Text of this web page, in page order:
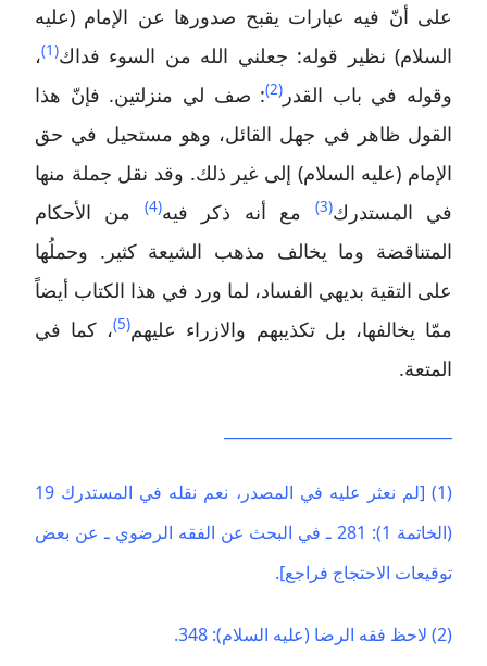
على أنّ فيه عبارات يقبح صدورها عن الإمام (عليه
السلام) نظير قوله: جعلني الله من السوء فداك(1)
،
وقوله في باب القدر (2)
: صف لي منزلتين. فإنّ هذا
القول ظاهر في جهل القائل، وهو مستحيل في حق
الإمام (عليه السلام) إلى غير ذلك. وقد نقل جملة منها
في المستدرك(3) مع أنه ذكر فيه(4)
من الأحكام
المتناقضة وما يخالف مذهب الشيعة كثير. وحملُها
على التقية بديهي الفساد، لما ورد في هذا الكتاب أيضاً
ممّا يخالفها، بل تكذيبهم والازراء عليهم(5)
، كما في
المتعة.
(1) [لم نعثر عليه في المصدر، نعم نقله في المستدرك 19
(الخاتمة 1): 281 ـ في البحث عن الفقه الرضوي ـ عن بعض
توقيعات الاحتجاج فراجع].
(2) لاحظ فقه الرضا (عليه السلام): 348.